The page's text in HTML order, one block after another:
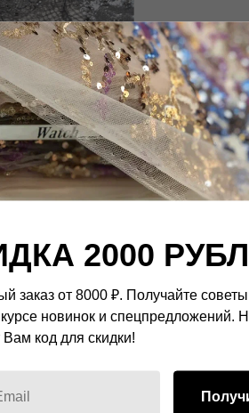
2000
заказ от 8000 ₽. Получайте
курсе новинок и
код для скидки!